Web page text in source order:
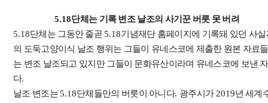
5.18단체는 기록 변조 날조의 사기꾼 버릇 못 버려
5.18단체는 그동안 줄곧5.18기념재단 홈페이지에 기록돼 있던 사
의 도둑고양이식 날조 행위는 그들이 유네스코에 제출한 원본 자료
는 변조 날조되고 있지만 그들이 문화유산이라며 유네스코에 보낸
다.
날조 변조는5.18단체들만의 버릇이 아니다. 광주시가 2019년 세계